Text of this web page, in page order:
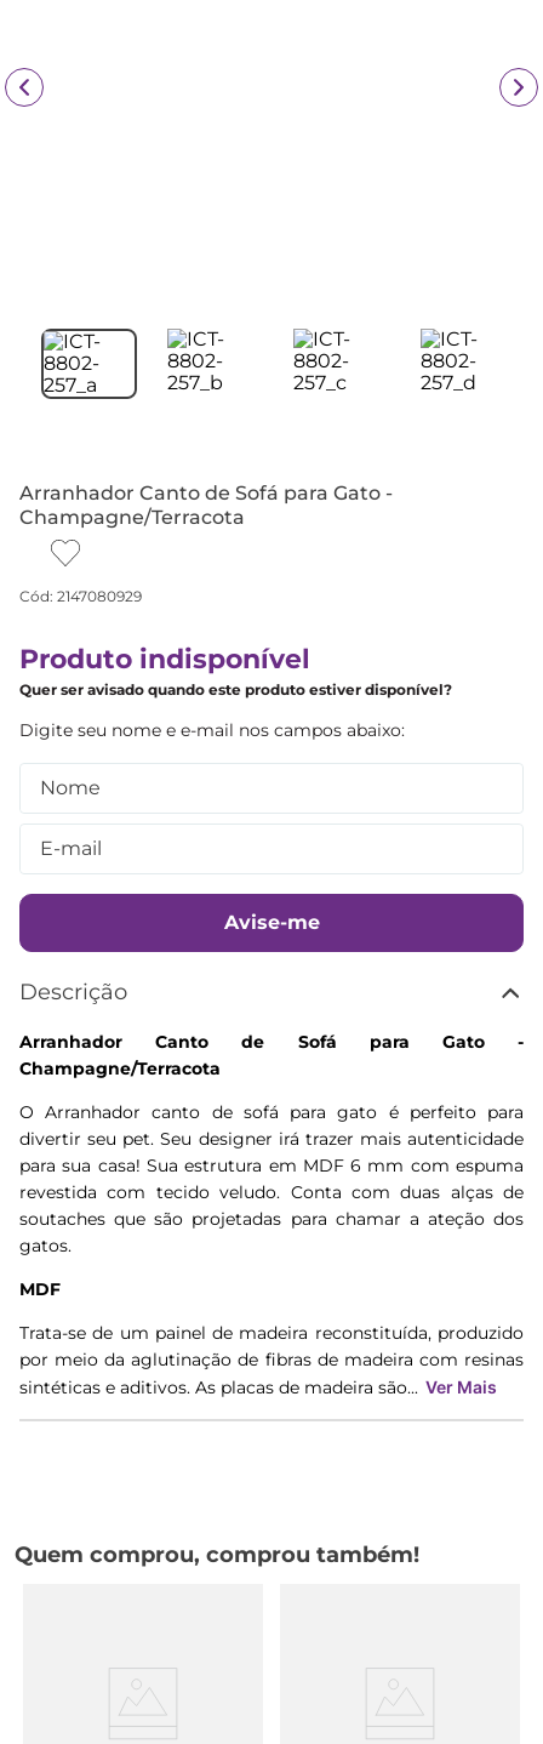
Arranhador Canto de Sofá para Gato -
Champagne/Terracota
Cód: 2147080929
Produto indisponível
Quer ser avisado quando este produto estiver disponível?
Avise-me
Descrição
Arranhador Canto de Sofá para Gato -
Champagne/Terracota
O Arranhador canto de sofá para gato é perfeito para
divertir seu pet. Seu designer irá trazer mais autenticidade
para sua casa! Sua estrutura em MDF 6 mm com espuma
revestida com tecido veludo. Conta com duas alças de
soutaches que são projetadas para chamar a ateção dos
gatos.
MDF
Trata-se de um painel de madeira reconstituída, produzido
por meio da aglutinação de fibras de madeira com resinas
sintéticas e aditivos. As placas de madeira são... Ver Mais
Quem comprou, comprou também!